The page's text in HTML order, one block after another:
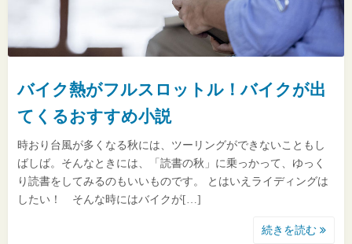
バイク熱がフルスロットル！バイクが出
てくるおすすめ小説
時おり台風が多くなる秋には、ツーリングができないこともし
ばしば。そんなときには、「読書の秋」に乗っかって、ゆっく
り読書をしてみるのもいいものです。 とはいえライディングは
したい！ そんな時にはバイクが[…]
続きを読む